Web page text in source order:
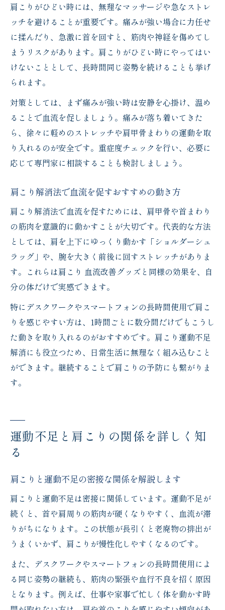
肩こりがひどい時には、無理なマッサージや急なストレ
ッチを避けることが重要です。痛みが強い場合に力任せ
に揉んだり、急激に首を回すと、筋肉や神経を傷めてし
まうリスクがあります。肩こりがひどい時にやってはい
けないこととして、長時間同じ姿勢を続けることも挙げ
られます。
対策としては、まず痛みが強い時は安静を心掛け、温め
ることで血流を促しましょう。痛みが落ち着いてきた
ら、徐々に軽めのストレッチや肩甲骨まわりの運動を取
り入れるのが安全です。重症度チェックを行い、必要に
応じて専門家に相談することも検討しましょう。
肩こり解消法で血流を促すおすすめの動き方
肩こり解消法で血流を促すためには、肩甲骨や首まわり
の筋肉を意識的に動かすことが大切です。代表的な方法
としては、肩を上下にゆっくり動かす「ショルダーシュ
ラッグ」や、腕を大きく前後に回すストレッチがありま
す。これらは肩こり 血流改善グッズと同様の効果を、自
分の体だけで実感できます。
特にデスクワークやスマートフォンの長時間使用で肩こ
りを感じやすい方は、1時間ごとに数分間だけでもこうし
た動きを取り入れるのがおすすめです。肩こり運動不足
解消にも役立つため、日常生活に無理なく組み込むこと
ができます。継続することで肩こりの予防にも繋がりま
す。
運動不足と肩こりの関係を詳しく知
る
肩こりと運動不足の密接な関係を解説します
肩こりと運動不足は密接に関係しています。運動不足が
続くと、首や肩周りの筋肉が硬くなりやすく、血流が滞
りがちになります。この状態が長引くと老廃物の排出が
うまくいかず、肩こりが慢性化しやすくなるのです。
また、デスクワークやスマートフォンの長時間使用によ
る同じ姿勢の継続も、筋肉の緊張や血行不良を招く原因
となります。例えば、仕事や家事で忙しく体を動かす時